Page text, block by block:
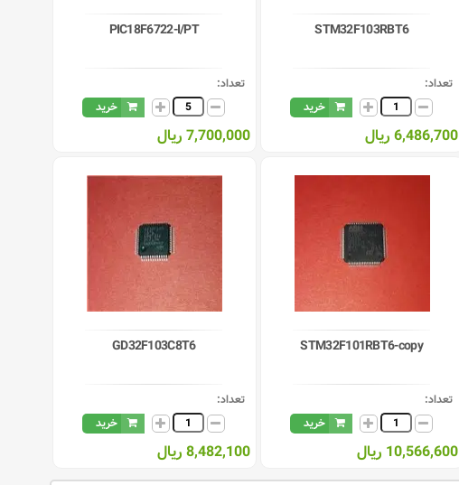
STM32F103RBT6
تعداد:
خرید
6,486,700 ریال
PIC18F6722-I/PT
تعداد:
خرید
7,700,000 ریال
STM32F101RBT6-copy
تعداد:
خرید
10,566,600 ریال
GD32F103C8T6
تعداد:
خرید
8,482,100 ریال